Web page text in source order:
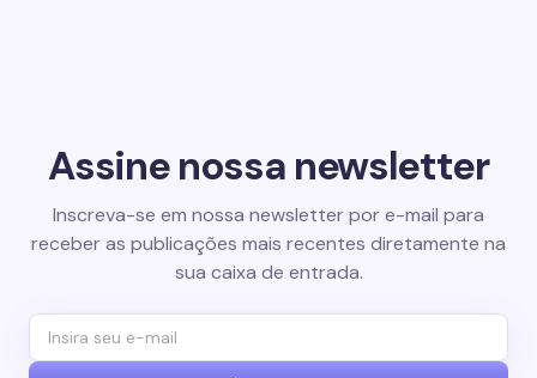
Assine nossa newsletter
Inscreva-se em nossa newsletter por e-mail para
receber as publicações mais recentes diretamente na
sua caixa de entrada.